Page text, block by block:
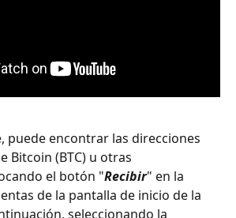
puede encontrar las direcciones
Bitcoin (BTC) u otras
el botón "Recibir" en la
de la pantalla de inicio de la
seleccionando la